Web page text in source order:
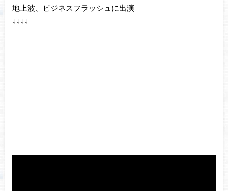
地上波、ビジネスフラッシュに出演
↓↓↓↓